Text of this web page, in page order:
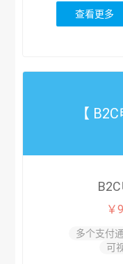
查看更多
【
￥
多个支付
可